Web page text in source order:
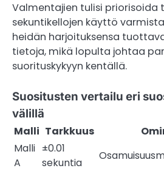
Valmentajien tulisi priorisoida
sekuntikellojen käyttö
heidän harjoituksensa
tietoja, mikä lopulta johtaa
suorituskykyyn kentällä.
Suositusten vertailu eri
välillä
Malli Tarkkuus
Malli
A
±0.01
sekuntia